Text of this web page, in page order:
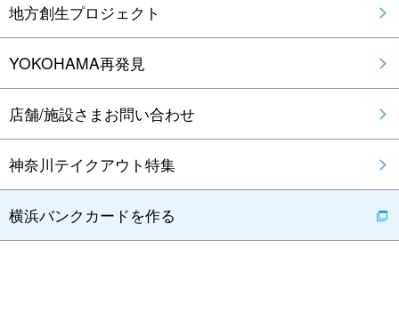
地方創生プロジェクト
YOKOHAMA再発見
店舗/施設さまお問い合わせ
神奈川テイクアウト特集
横浜バンクカードを作る